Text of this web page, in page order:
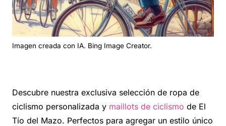
Imagen creada con IA. Bing Image Creator.
Descubre nuestra exclusiva selección de ropa de
ciclismo personalizada y maillots de ciclismo de El
Tío del Mazo. Perfectos para agregar un estilo único